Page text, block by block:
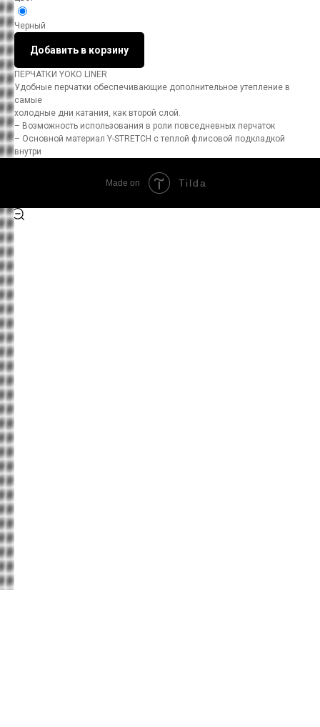
Черный
Добавить в корзину
ПЕРЧАТКИ YOKO LINER
Удобные перчатки обеспечивающие дополнительное утепление в
самые
холодные дни катания, как второй слой.
– Возможность использования в роли повседневных перчаток
– Основной материал Y-STRETCH с теплой флисовой подкладкой
внутри
Made on Tilda